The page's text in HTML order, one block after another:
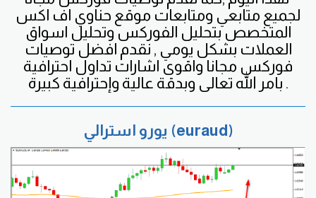
لجميع متابعي ومتابعات موقع حناوي اف اكس
المتخصص بتحليل الفوركس وتحليل اسواق
العملات بشكل يومي , نقدم افضل توصيات
فوركس مجانا واقوى اشارات تداول احترافية
بامر الله تعالى وبدقة عالية وإحترافية كبيرة .
يورو استرالي (euraud)